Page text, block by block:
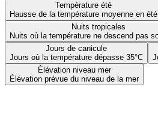
Température été
Hausse de la température moyenne en été
Nuits tropicales
Nuits où la température ne descend pas
Jours de canicule
Jours où la température dépasse 35°C
Élévation niveau mer
Élévation prévue du niveau de la mer